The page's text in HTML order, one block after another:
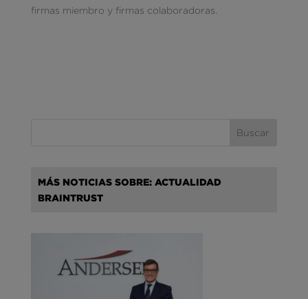
firmas miembro y firmas colaboradoras.
MÁS NOTICIAS SOBRE: ACTUALIDAD
BRAINTRUST